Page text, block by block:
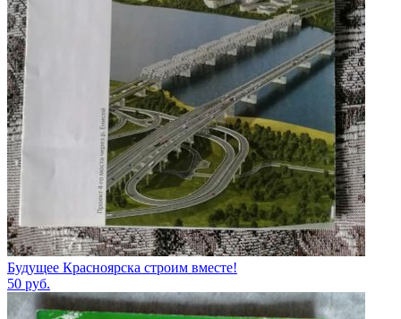
Будущее Красноярска строим вместе!
50 руб.